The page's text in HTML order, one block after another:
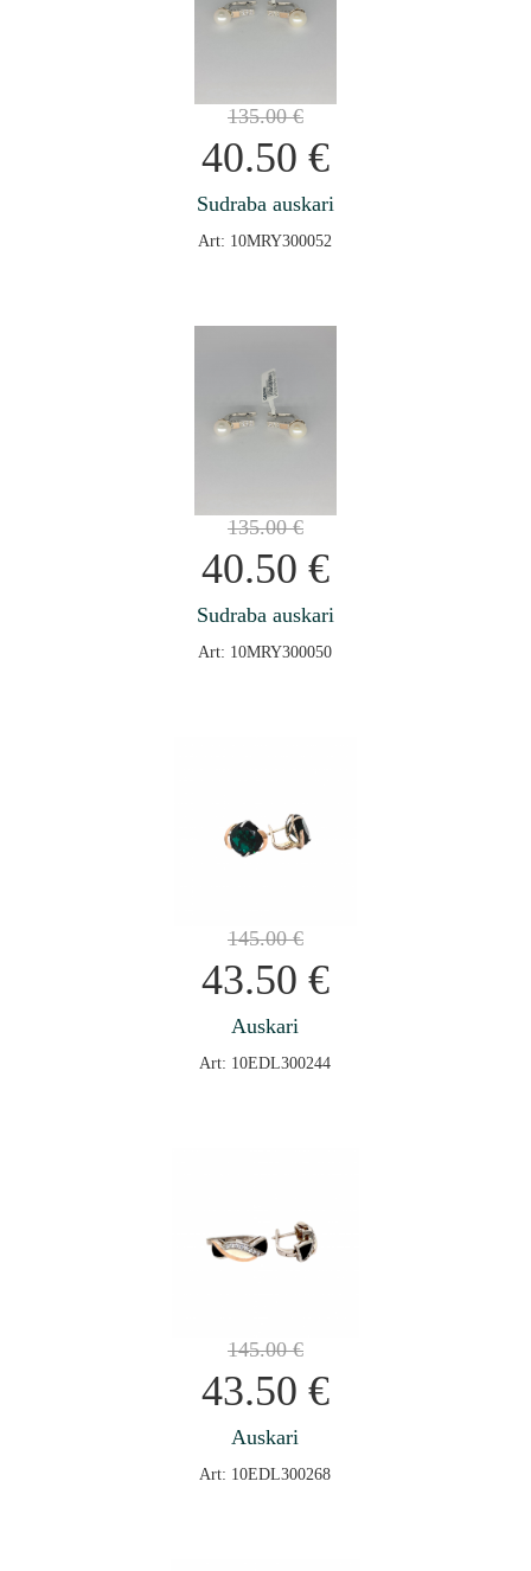
135.00€
40.50 €
Sudraba auskari
Art: 10MRY300052
135.00€
40.50 €
Sudraba auskari
Art: 10MRY300050
145.00€
43.50 €
Auskari
Art: 10EDL300244
145.00€
43.50 €
Auskari
Art: 10EDL300268